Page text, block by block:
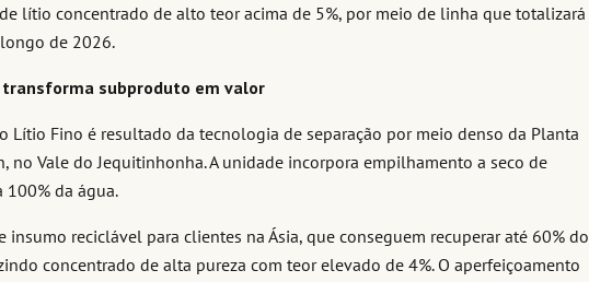
lítio concentrado de alto teor acima de 5%, por meio de linha que totalizará
de 2026.
transforma subproduto em valor
Lítio Fino é resultado da tecnologia de separação por meio denso da Planta
no Vale do Jequitinhonha. A unidade incorpora empilhamento a seco de
da água.
insumo reciclável para clientes na Ásia, que conseguem recuperar até 60% do
concentrado de alta pureza com teor elevado de 4%. O aperfeiçoamento